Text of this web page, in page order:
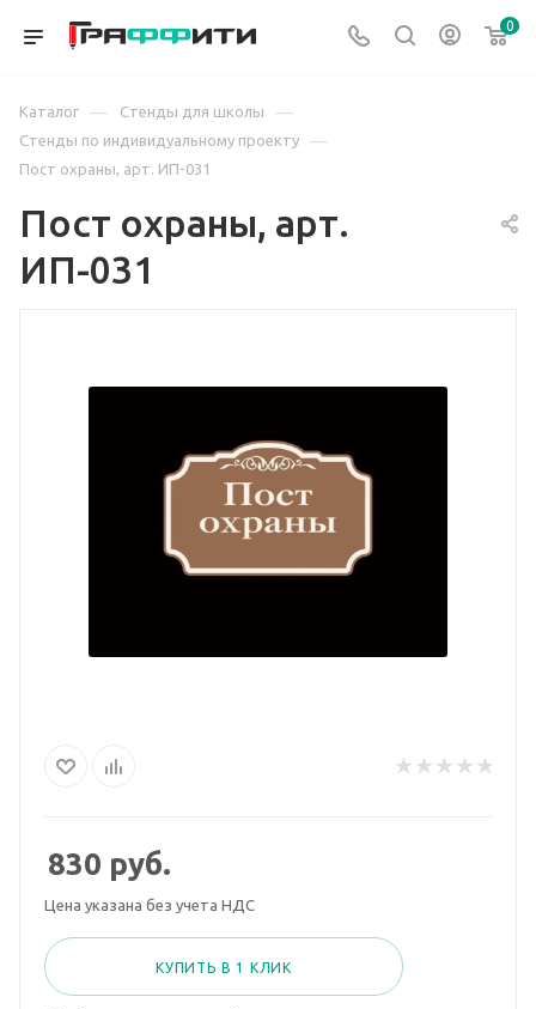
0
Каталог — Стенды для школы —
Стенды по индивидуальному проекту —
Пост охраны, арт. ИП-031
Пост охраны, арт.
ИП-031
830 руб.
Цена указана без учета НДС
КУПИТЬ В 1 КЛИК